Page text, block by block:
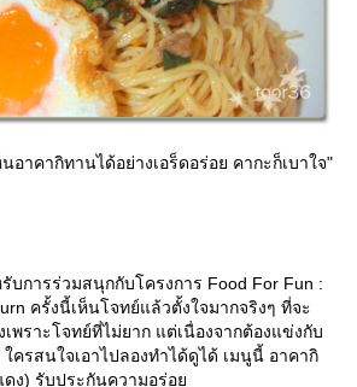
อาคากิทานได้อย่างเอร็ดอร่อย คากะก็เบาใจ"
บการร่วมสนุกกับโครงการ Food For Fun :
ครั้งนี้เห็นโจทย์แล้วตั้งใจมากจริงๆ ที่จะ
พราะโจทย์ที่ไม่ยาก แต่เนื่องจากต้องแข่งกับ
ใครสนใจเอาไปลองทำได้ดูได้ เมนูนี้ อาคากิ
ดง) รับประกันความอร่อ